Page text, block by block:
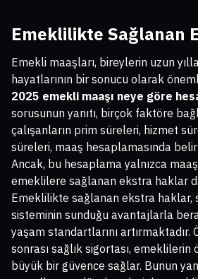
Emeklilikte Sağlanan
Emekli maaşları, bireylerin uzun
hayatlarının bir sonucu olarak
2025 emekli maaşı neye göre
sorusunun yanıtı, birçok faktöre
çalışanların prim süreleri, hizmet
süreleri, maaş hesaplamasında
Ancak, bu hesaplama yalnızca
emeklilere sağlanan ekstra haklar
Emeklilikte sağlanan ekstra haklar,
sisteminin sunduğu avantajlarla
yaşam standartlarını artırmaktadır.
sonrası sağlık sigortası, emeklilerin
büyük bir güvence sağlar. Bunun